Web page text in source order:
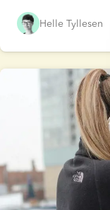
Helle Tyllesen